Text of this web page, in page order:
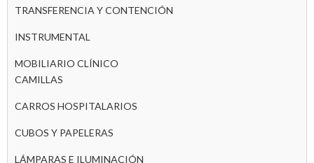
TRANSFERENCIA Y CONTENCIÓN
INSTRUMENTAL
MOBILIARIO CLÍNICO
CAMILLAS
CARROS HOSPITALARIOS
CUBOS Y PAPELERAS
LÁMPARAS E ILUMINACIÓN